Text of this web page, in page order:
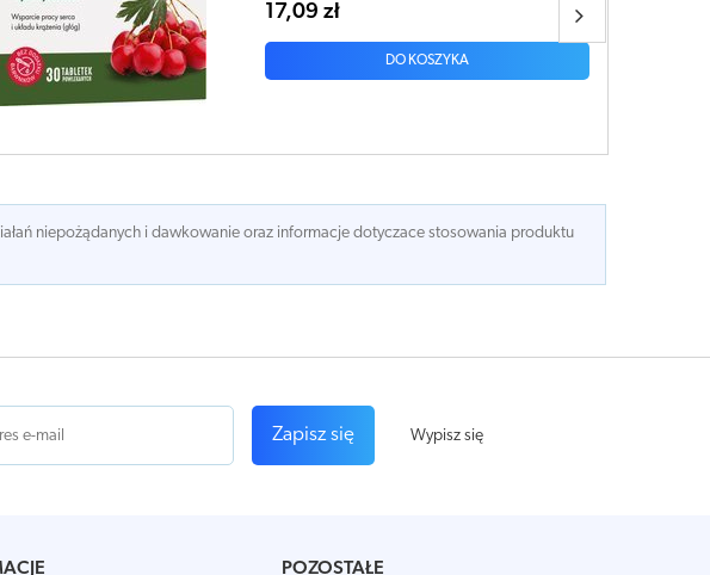
30,95 zł
DO KOSZYKA
niepożądanych i dawkowanie oraz informacje dotyczace stosowania produktu
Zapisz się Wypisz się
POZOSTAŁE